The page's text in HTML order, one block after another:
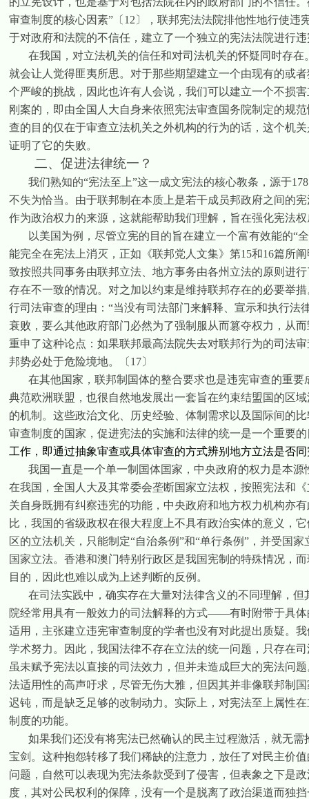
审查制度的核心因素”〔 12 〕
，联邦宪法法院排他性地行使
于对政府和法院的不信任，建立了一个独立的宪法法院进行
在我国，对立法机关的信任和对司法机关的怀疑同时存在
就会让人觉得匪夷所思。对于那些期望建立一个由现有的或
个严峻的挑战，因此也许有人会说，我们可以建立一个不损
刚案的，即由全国人大自身来依照宪法审查国务院制定的规
查的目的仅在于审查立法机关之外机构的行为的话，这个机
证明了它的失败。
二、促进法律统一？
我们熟知的“宪法至上”这一成文宪法的核心教条，源于
不失为恰当。由于联邦制在本质上是若干成员邦政府之间的
作为政治权力的来源，这就能帮助我们理解，旨在强化宪法
以美国为例，尽管立宪的目的旨在建立一个富有效能的“
能完全在宪法上消灭，正如《联邦党人文集》第15和16篇所阐
致按照共同事务由联邦立法、地方事务由各州立法的原则进
存在不一致的情况。对之加以约束是维持联邦存在的必要举
行司法审查的理由：“当没有司法部门来解释、宣示和执行
衰败，要么其他政府部门必然为了强制服从而篡夺权力，从而
重申了这种论点：如果联邦最高法院失去对联邦行为的司法
邦势必处于危险境地。
〔 17〕
在其他国家，联邦制国体的整合要求也是违宪审查的重
典范欧洲联盟，也很自然地发展出一套旨在约束结盟国的区
的机制。这些政治文化、历史经验、体制需求以及国际间的
审查制度的国家，促进宪法的实施和法律的统一是一个重要
工作，即通过抽象审查或具体审查的方式辨别地方立法是否
我国一直是一个单一制国体国家，中央政府的权力是本
在我国，全国人大及其常委会垄断国家立法权，按照宪法和
关自身既拥有纠察违宪的功能，中央政府和地方权力机构亦
比，我国的省级政权在很大程度上不具有政治实体的意义，
区的立法机关，只能制定“自治条例”和“单行条例”，并受国
国家立法。香港和澳门特别行政区是我国宪制的特殊情况，
目的，因此也难以成为上述判断的反例。
在司法实践中，确实存在大量对法律含义的不同理解，
院经常用具有一般效力的司法解释的方式——有时附带于具
适用，主张建立违宪审查制度的学者也没有对此提出质疑。
学术努力。因此，我国法律不存在立法的统一问题，只存在
虽未赋予宪法以直接的司法效力，但并未造成巨大的宪法问
法适用性的高声吁求，尽管无伤大雅，但因其并非像联邦制
迟钝，而是缺乏足够的改制动力。实际上，对宪法至上属性
制度的功能。
如果我们还没有将宪法已然确认的民主过程激活，就无
宝剑。这种抱怨转移了我们稀缺的注意力，放任了对民主价
问题，自然可以表现为宪法条款受到了侵害，但表象之下是
度，其对公民权利的保障，没有一个是脱离了政治渠道而独